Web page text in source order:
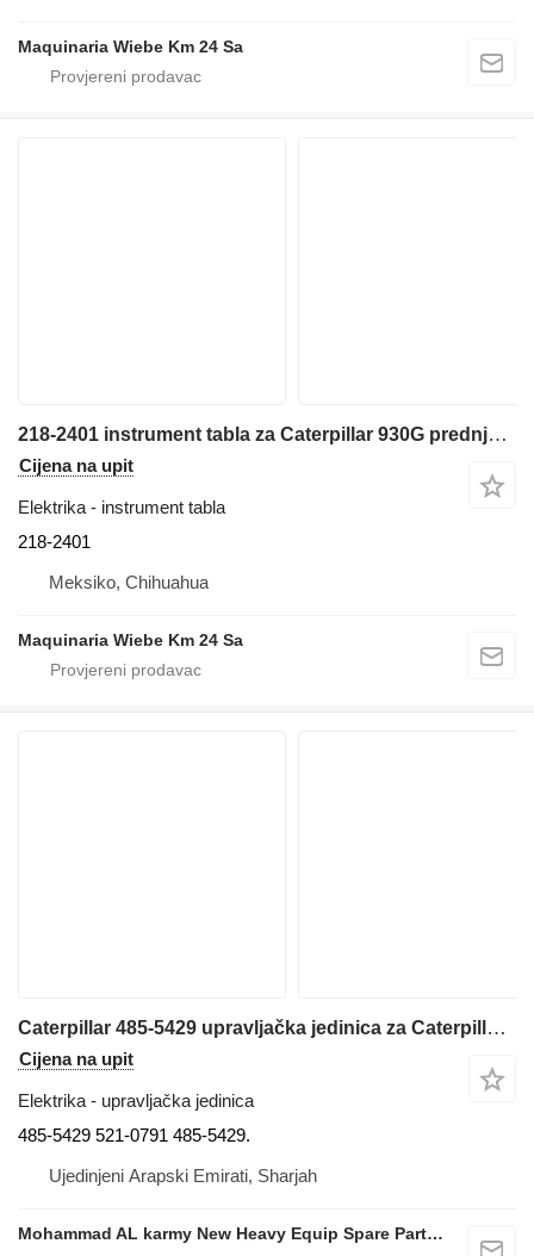
Maquinaria Wiebe Km 24 Sa
218-2401 instrument tabla za Caterpillar 930G prednjeg utovarivača
Cijena na upit
Elektrika - instrument tabla
218-2401
Meksiko, Chihuahua
Maquinaria Wiebe Km 24 Sa
Caterpillar 485-5429 upravljačka jedinica za Caterpillar 988K 980M prednjeg utovarivača
Cijena na upit
Elektrika - upravljačka jedinica
485-5429 521-0791 485-5429.
Ujedinjeni Arapski Emirati, Sharjah
Mohammad AL karmy New Heavy Equip Spare Parts TR L.L.C Sole proprietorship